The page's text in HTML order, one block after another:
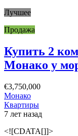
Лучшее
Продажа
Купить 2
Монако у
€3,750,000
Монако
Квартиры
7 лет назад
<![CDATA[]]>